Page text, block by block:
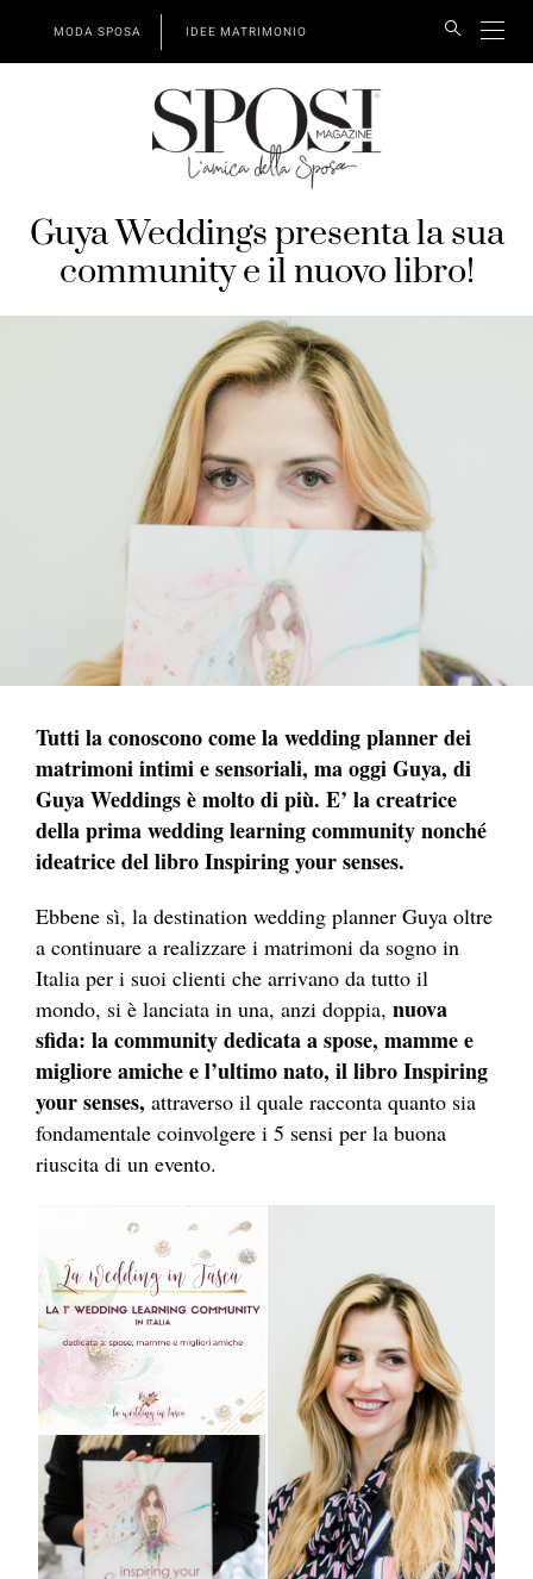
MODA SPOSA IDEE MATRIMONIO
Guya Weddings presenta la sua
community e il nuovo libro!
Tutti la conoscono come la wedding planner dei
matrimoni intimi e sensoriali, ma oggi Guya, di
Guya Weddings è molto di più. E’ la creatrice
della prima wedding learning community nonché
ideatrice del libro Inspiring your senses.
Ebbene sì, la destination wedding planner Guya oltre
a continuare a realizzare i matrimoni da sogno in
Italia per i suoi clienti che arrivano da tutto il
mondo, si è lanciata in una, anzi doppia, nuova
sfida: la community dedicata a spose, mamme e
migliore amiche e l’ultimo nato, il libro Inspiring
your senses, attraverso il quale racconta quanto sia
fondamentale coinvolgere i 5 sensi per la buona
riuscita di un evento.